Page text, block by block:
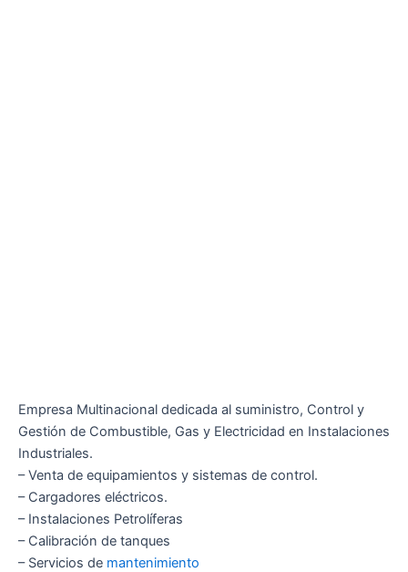
Empresa Multinacional dedicada al suministro, Control y
Gestión de Combustible, Gas y Electricidad en Instalaciones
Industriales.
– Venta de equipamientos y sistemas de control.
– Cargadores eléctricos.
– Instalaciones Petrolíferas
– Calibración de tanques
– Servicios de mantenimiento